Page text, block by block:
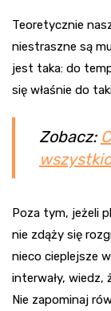
Teoretycznie
niestraszne są
jest taka: do
się właśnie do
Zobacz:
Poza tym, jeżeli
nie zdąży się
nieco cieplejsze
interwały, wiedz,
Nie zapominaj